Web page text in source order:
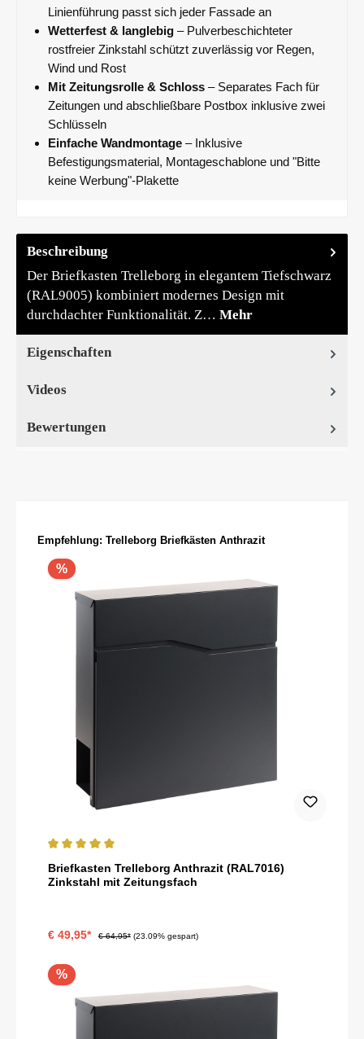
Linienführung passt sich jeder Fassade an
Wetterfest & langlebig – Pulverbeschichteter
rostfreier Zinkstahl schützt zuverlässig vor Regen,
Wind und Rost
Mit Zeitungsrolle & Schloss – Separates Fach für
Zeitungen und abschließbare Postbox inklusive zwei
Schlüsseln
Einfache Wandmontage – Inklusive
Befestigungsmaterial, Montageschablone und "Bitte
keine Werbung"-Plakette
Beschreibung
Der Briefkasten Trelleborg in elegantem Tiefschwarz
(RAL9005) kombiniert modernes Design mit
durchdachter Funktionalität. Z… Mehr
Eigenschaften
Videos
Bewertungen
Produktgalerie überspringen
Empfehlung: Trelleborg Briefkästen Anthrazit
%
Durchschnittliche Bewertung von 5 von 5 Sternen
Briefkasten Trelleborg Anthrazit (RAL7016)
Zinkstahl mit Zeitungsfach
€ 49,95* € 64,95* (23.09% gespart)
%